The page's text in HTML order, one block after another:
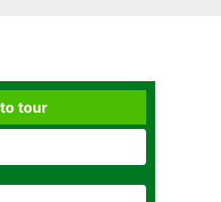
tour